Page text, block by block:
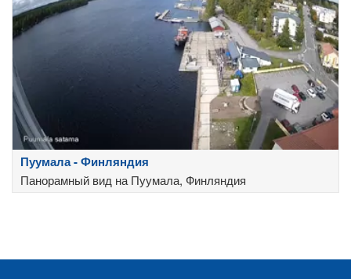
Пуумала - Финляндия
Панорамный вид на Пуумала, Финляндия